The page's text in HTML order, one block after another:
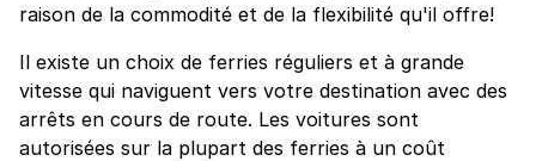
raison de la commodité et de la flexibilité qu'il offre!
Il existe un choix de ferries réguliers et à grande
vitesse qui naviguent vers votre destination avec des
arrêts en cours de route. Les voitures sont
autorisées sur la plupart des ferries à un coût